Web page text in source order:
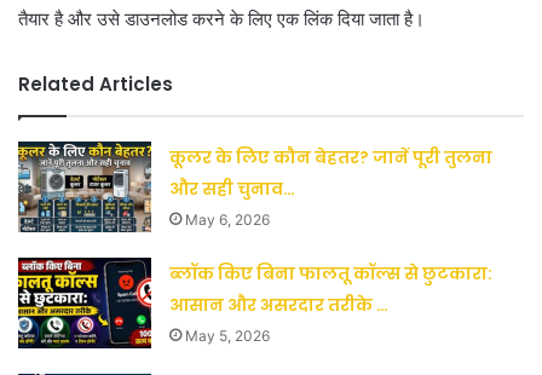
तैयार है और उसे डाउनलोड करने के लिए एक लिंक दिया जाता है।
Related Articles
कूलर के लिए कौन बेहतर? जानें पूरी तुलना
और सही चुनाव…
May 6, 2026
ब्लॉक किए बिना फालतू कॉल्स से छुटकारा:
आसान और असरदार तरीके …
May 5, 2026